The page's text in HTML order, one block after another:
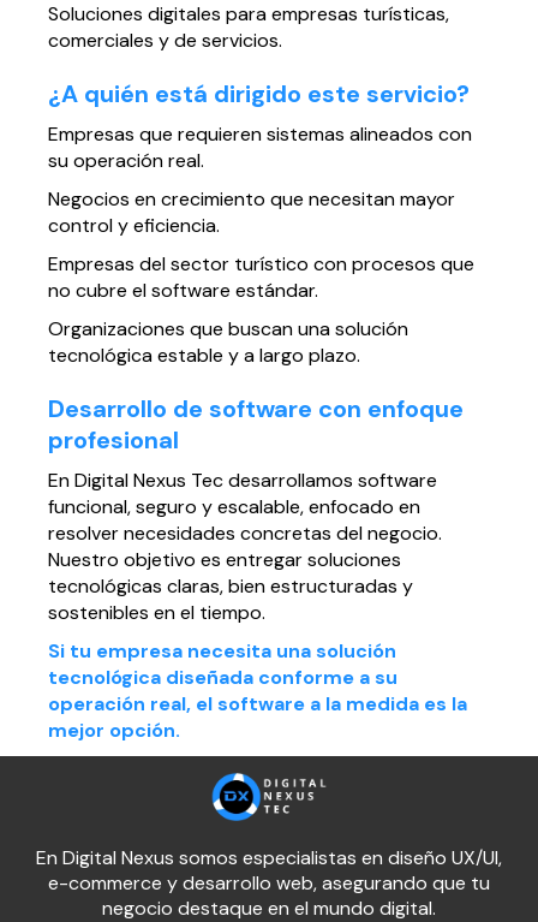
Soluciones digitales para empresas turísticas,
comerciales y de servicios.
¿A quién está dirigido este servicio?
Empresas que requieren sistemas alineados con
su operación real.
Negocios en crecimiento que necesitan mayor
control y eficiencia.
Empresas del sector turístico con procesos que
no cubre el software estándar.
Organizaciones que buscan una solución
tecnológica estable y a largo plazo.
Desarrollo de software con enfoque
profesional
En Digital Nexus Tec desarrollamos software
funcional, seguro y escalable, enfocado en
resolver necesidades concretas del negocio.
Nuestro objetivo es entregar soluciones
tecnológicas claras, bien estructuradas y
sostenibles en el tiempo.
Si tu empresa necesita una solución
tecnológica diseñada conforme a su
operación real, el software a la medida es la
mejor opción.
En Digital Nexus somos especialistas en diseño UX/UI,
e-commerce y desarrollo web, asegurando que tu
negocio destaque en el mundo digital.